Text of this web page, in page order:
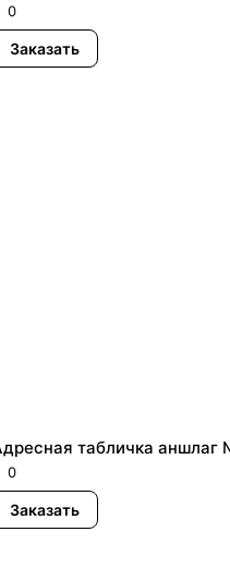
0
Заказать
табличка аншлаг
0
Заказать